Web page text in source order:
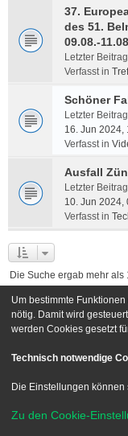
37.
des 51.
09.08.-
Letzter
Verfasst in
Schöner
Letzter
16. Jun 2024,
Verfasst in
Ausfall
Letzter
10. Jun 2024,
Verfasst in
Die Suche ergab mehr als
Foren-Übersicht
Powered byphpBB®
Style we_universal
Um bestimmte
nötig. Damit wird
werden Cookies gesetzt
Technisch notwendige
Die Einstellungen
Zu den Cookie-